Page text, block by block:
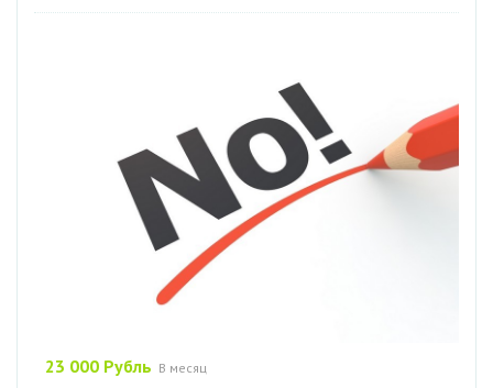
23 000 Рубль В месяц